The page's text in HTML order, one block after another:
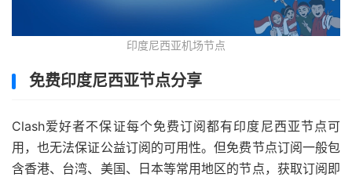
印度尼西亚机场节点
免费印度尼西亚节点分享
Clash爱好者不保证每个免费订阅都有印度尼西亚节点可
用，也无法保证公益订阅的可用性。但免费节点订阅一般包
含香港、台湾、美国、日本等常用地区的节点，获取订阅即